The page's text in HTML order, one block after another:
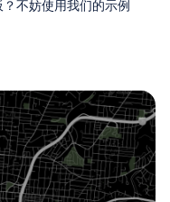
不妨使用我们的示例